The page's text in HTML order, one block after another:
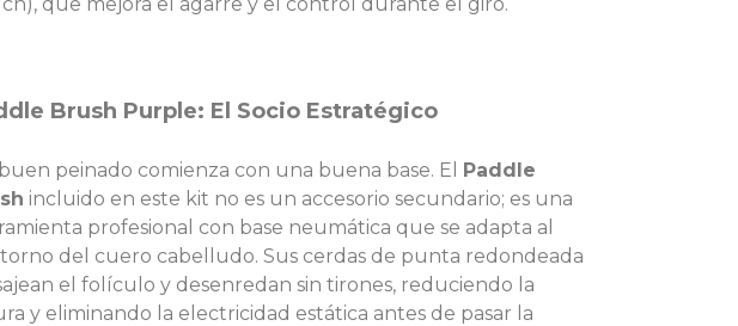
Brush Purple: El Socio Estratégico
peinado comienza con una buena base. El Paddle
incluido en este kit no es un accesorio secundario; es una
profesional con base neumática que se adapta al
del cuero cabelludo. Sus cerdas de punta redondeada
el folículo y desenredan sin tirones, reduciendo la
y eliminando la electricidad estática antes de pasar la